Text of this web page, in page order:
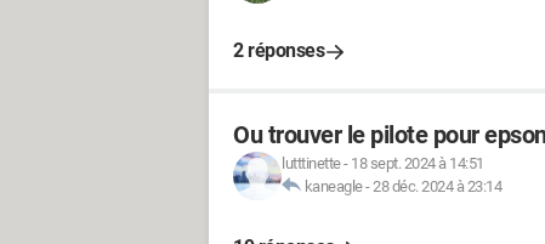
2 réponses
Ou trouver le pilote pour
lutttinette- 18 sept. 2024 à 14:51
kaneagle-28 déc. 2024 à 23:14